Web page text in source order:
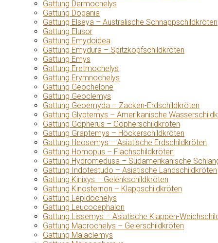
Gattung Dermochelys
Gattung Dogania
Gattung Elseya – Australische Schnappschildkröten
Gattung Elusor
Gattung Emydoidea
Gattung Emydura – Spitzkopfschildkröten
Gattung Emys
Gattung Eretmochelys
Gattung Erymnochelys
Gattung Geochelone
Gattung Geoclemys
Gattung Geoemyda – Zacken-Erdschildkröten
Gattung Glyptemys – Amerikanische
Gattung Gopherus – Gopherschildkröten
Gattung Graptemys – Höckerschildkröten
Gattung Heosemys – Asiatische Erdschildkröten
Gattung Homopus – Flachschildkröten
Gattung Hydromedusa – Südamerikanische
Gattung Indotestudo – Asiatische Landschildkröten
Gattung Kinixys – Gelenkschildkröten
Gattung Kinosternon – Klappschildkröten
Gattung Lepidochelys
Gattung Leucocephalon
Gattung Lissemys – Asiatische Klappen-
Gattung Macrochelys – Geierschildkröten
Gattung Malaclemys